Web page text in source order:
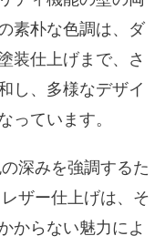
素朴な色調は、ダ
装仕上げまで、さ
し、多様なデザイ
っています。
深みを強調するた
ザー仕上げは、そ
からない魅力によ